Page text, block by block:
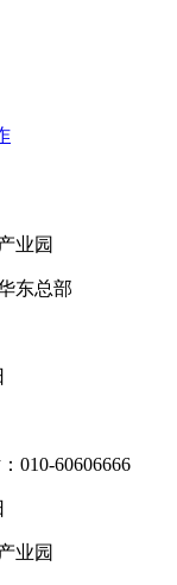
业园
东总部
010-60606666
业园